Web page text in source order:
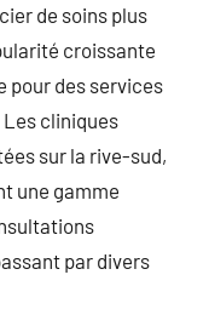
de soins plus
croissante
pour des services
cliniques
sur la rive-sud,
une gamme
par divers